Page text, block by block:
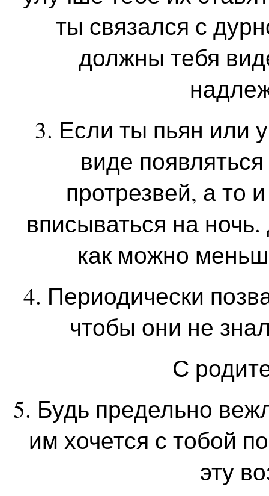
ты связался с
должны тебя
3. Если ты пьян или
виде
протрезвей, а то
вписываться на
как можно
4. Периодически
чтобы они не
С
5. Будь предельно
им хочется с тобой
эту